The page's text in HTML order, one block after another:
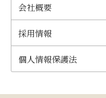
会社概要
採用情報
個人情報保護法